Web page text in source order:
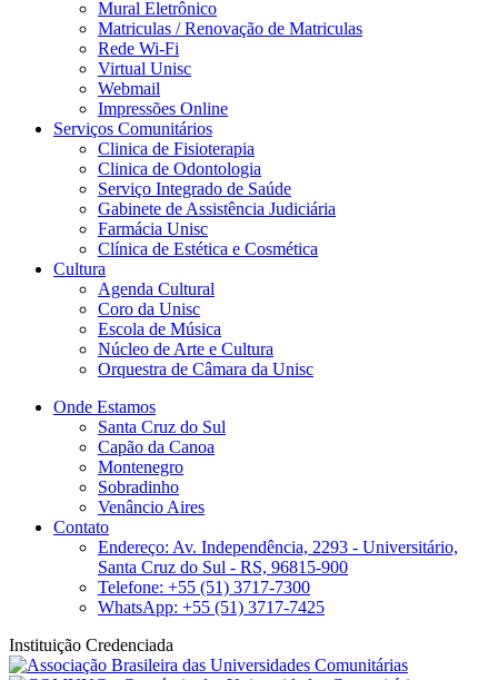
Mural Eletrônico
Matriculas / Renovação de Matriculas
Rede Wi-Fi
Virtual Unisc
Webmail
Impressões Online
Serviços Comunitários
Clinica de Fisioterapia
Clinica de Odontologia
Serviço Integrado de Saúde
Gabinete de Assistência Judiciária
Farmácia Unisc
Clínica de Estética e Cosmética
Cultura
Agenda Cultural
Coro da Unisc
Escola de Música
Núcleo de Arte e Cultura
Orquestra de Câmara da Unisc
Onde Estamos
Santa Cruz do Sul
Capão da Canoa
Montenegro
Sobradinho
Venâncio Aires
Contato
Endereço: Av. Independência, 2293 - Universitário,
Santa Cruz do Sul - RS, 96815-900
Telefone: +55 (51) 3717-7300
WhatsApp: +55 (51) 3717-7425
Instituição Credenciada